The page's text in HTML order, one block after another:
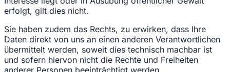
erfolgt, gilt dies nicht.
Sie haben zudem das Rechts, zu erwirken, dass Ihre
Daten direkt von uns an einen anderen Verantwortlichen
übermittelt werden, soweit dies technisch machbar ist
und sofern hiervon nicht die Rechte und Freiheiten
anderer Personen beeinträchtigt werden.